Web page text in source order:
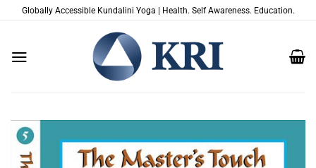
SaltarGlobally Accessible Kundalini Yoga | Health. Self Awareness. Education.